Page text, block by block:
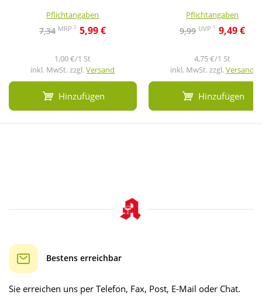
Pflichtangaben
7,34 MRP2 5,99 €
1,00 €/1 St
inkl. MwSt. zzgl.Versand
Hinzufügen
Pflichtangaben
9,99 UVP 1 9,49 €
4,75 €/1 St
inkl. MwSt. zzgl.Versand
Hinzufügen
Bestens erreichbar
Sie erreichen uns per Telefon, Fax, Post, E-Mail oder Chat.